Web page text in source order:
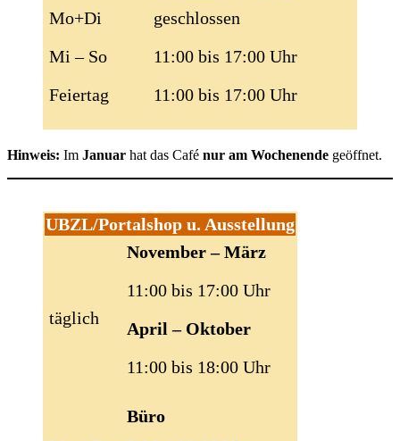
Mo+Di
Mi – So
Feiertag
geschlossen
11:00 bis 17:00 Uhr
11:00 bis 17:00 Uhr
Hinweis: Im Januar hat das Café nur am Wochenende geöffnet.
UBZL/Portalshop u. Ausstellung
täglich
November – März
11:00 bis 17:00 Uhr
April – Oktober
11:00 bis 18:00 Uhr
Büro